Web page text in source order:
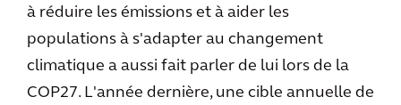
à réduire les émissions et à aider les
populations à s'adapter au changement
climatique a aussi fait parler de lui lors de la
COP27. L'année dernière, une cible annuelle de